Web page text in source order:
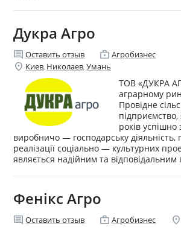
Дукра Агро
comment Оставить отзыв enterprise Агробизнес
location_on Киев Николаев ,Умань
ТОВ «ДУКРА
аграрному
Провідне
років успішно
виробничо — господарську діяльність,
реалізації соціально — культурних
являється надійним та
Фенікс Агро
comment Оставить отзыв enterprise Агробизнес location_on